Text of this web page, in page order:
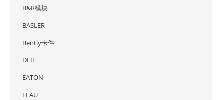
B&R模块
BASLER
Bently卡件
DEIF
EATON
ELAU